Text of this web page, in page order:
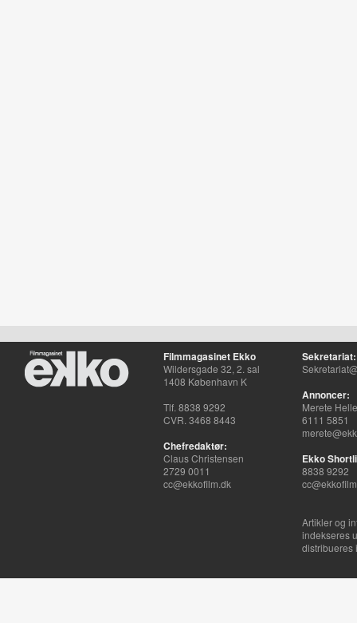
Filmmagasinet Ekko
Wildersgade 32, 2. sal
1408 København K
Tlf. 8838 9292
CVR. 3468 8443
Chefredaktør:
Claus Christensen
2729 0011
cc@ekkofilm.dk
Sekretariat:
Annoncer:
Merete
6111 5851
Ekko
8838 9292
Artikler og
indekseres
distribueres